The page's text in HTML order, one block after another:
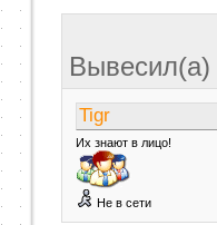
Вывесил(a)
Tigr
Их знают в лицо!
Не в сети